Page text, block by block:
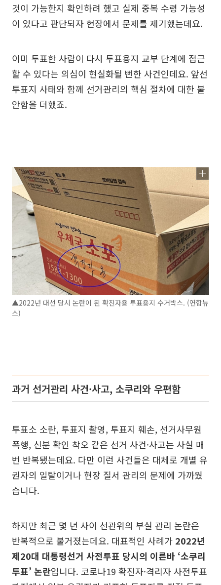
것이 가능한지 확인하려 했고 실제 중복 수령 가능성
이 있다고 판단되자 현장에서 문제를 제기했는데요.
이미 투표한 사람이 다시 투표용지 교부 단계에 접근
할 수 있다는 의심이 현실화될 뻔한 사건인데요. 앞선
투표지 사태와 함께 선거관리의 핵심 절차에 대한 불
안함을 더했죠.
▲2022년 대선 당시 논란이 된 확진자용 투표용지 수거박스. (연합뉴
스)
과거 선거관리 사건·사고, 소쿠리와 우편함
투표소 소란, 투표지 촬영, 투표지 훼손, 선거사무원
폭행, 신분 확인 착오 같은 선거 사건·사고는 사실 매
번 반복됐는데요. 다만 이런 사건들은 대체로 개별 유
권자의 일탈이거나 현장 질서 관리의 문제에 가까웠
습니다.
하지만 최근 몇 년 사이 선관위의 부실 관리 논란은
반복적으로 불거졌는데요. 대표적인 사례가 2022년
제20대 대통령선거 사전투표 당시의 이른바 ‘소쿠리
투표’ 논란입니다. 코로나19 확진자·격리자 사전투표